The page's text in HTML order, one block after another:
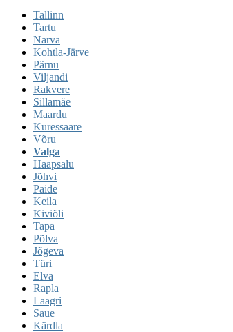
Tallinn
Tartu
Narva
Kohtla-Järve
Pärnu
Viljandi
Rakvere
Sillamäe
Maardu
Kuressaare
Võru
Valga
Haapsalu
Jõhvi
Paide
Keila
Kiviõli
Tapa
Põlva
Jõgeva
Türi
Elva
Rapla
Laagri
Saue
Kärdla